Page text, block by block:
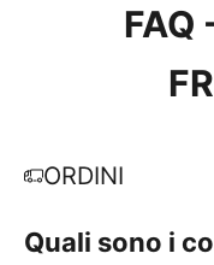
FAQ
ORDINI
Quali sono i